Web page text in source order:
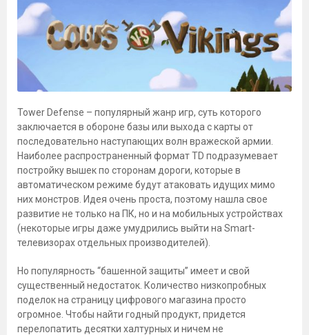
Tower Defense – популярный жанр игр, суть которого
заключается в обороне базы или выхода с карты от
последовательно наступающих волн вражеской армии.
Наиболее распространенный формат TD подразумевает
постройку вышек по сторонам дороги, которые в
автоматическом режиме будут атаковать идущих мимо
них монстров. Идея очень проста, поэтому нашла свое
развитие не только на ПК, но и на мобильных устройствах
(некоторые игры даже умудрились выйти на Smart-
телевизорах отдельных производителей).
Но популярность “башенной защиты” имеет и свой
существенный недостаток. Количество низкопробных
поделок на страницу цифрового магазина просто
огромное. Чтобы найти годный продукт, придется
перелопатить десятки халтурных и ничем не